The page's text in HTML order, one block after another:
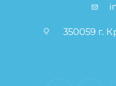
350059 г.